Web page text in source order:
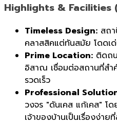
Highlights & Facilities
Timeless Design: สถ
คลาสสิคแต่ทันสมัย โดดเ
Prime Location: ติดถ
อิสาณ เชื่อมต่อสถานที่สำ
รวดเร็ว
Professional
วงจร "ดันเคส แก้เคส" โ
เจ้าของบ้านเป็นเรื่องง่าย